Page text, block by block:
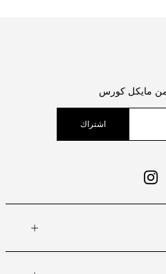
مايكل كورس
اشتراك